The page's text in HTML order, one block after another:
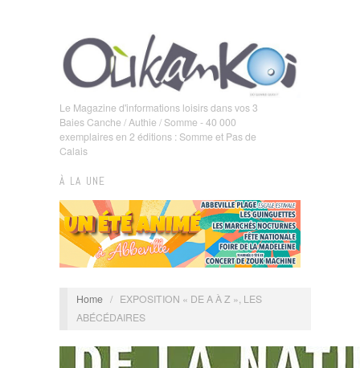
Le Magazine d'informations loisirs dans vos 3
Baies Canche / Authie / Somme - 40 000
exemplaires en 2 éditions : Somme et Pas de
Calais
À LA UNE
Home / EXPOSITION « DE A À Z », LES
ABÉCÉDAIRES